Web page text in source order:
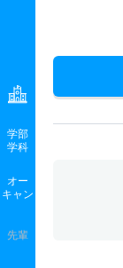
学部
学科
オー
キャン
先輩